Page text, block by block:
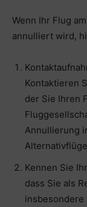
Wenn Ihr Flug
annulliert wird,
Kontaktieren
der Sie Ihren
Annullierung
Kennen Sie
dass Sie als
insbesondere